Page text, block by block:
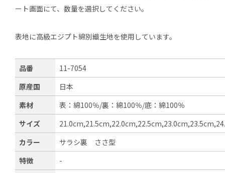
ート画面にて、数量を選択してください。
表地に高級エジプト綿別織生地を使用しています。
品番
11-7054
原産国
日本
素材
表：綿100％/裏：綿100％/底：綿100％
サイズ
カラー
サラシ裏 ささ型
特徴
-